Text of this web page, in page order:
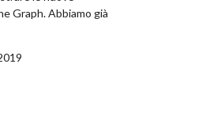
Graph. Abbiamo già